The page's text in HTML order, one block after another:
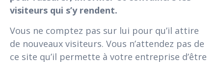
visiteurs qui s’y rendent.
Vous ne comptez pas sur lui pour qu’il attire
de nouveaux visiteurs. Vous n’attendez pas de
ce site qu’il permette à votre entreprise d’être